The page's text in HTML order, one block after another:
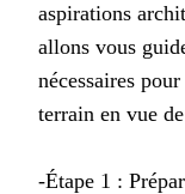
aspirations
allons vous
nécessaires
terrain en vue
-Étape 1 :